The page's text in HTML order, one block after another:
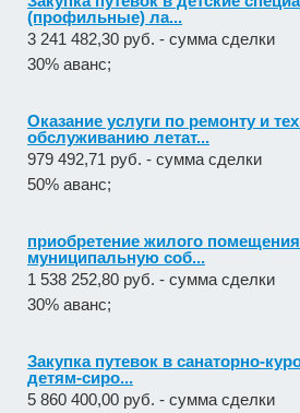
(профильные) ла...
3 241 482,30 руб. - сумма сделки
30% аванс;
Оказание услуги по ремонту и
обслуживанию летат...
979 492,71 руб. - сумма сделки
50% аванс;
приобретение жилого
муниципальную соб...
1 538 252,80 руб. - сумма сделки
30% аванс;
Закупка путевок в санаторно-
детям-сиро...
5 860 400,00 руб. - сумма сделки